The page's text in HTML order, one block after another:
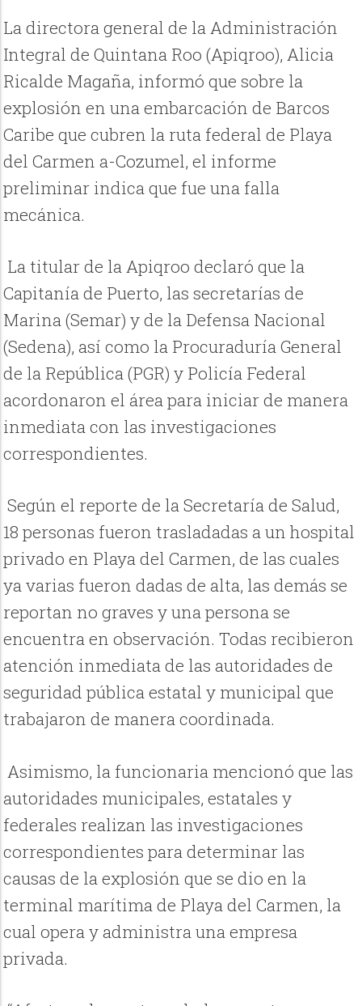
La directora general de la Administración
Integral de Quintana Roo (Apiqroo), Alicia
Ricalde Magaña, informó que sobre la
explosión en una embarcación de Barcos
Caribe que cubren la ruta federal de Playa
del Carmen a-Cozumel, el informe
preliminar indica que fue una falla
mecánica.
La titular de la Apiqroo declaró que la
Capitanía de Puerto, las secretarías de
Marina (Semar) y de la Defensa Nacional
(Sedena), así como la Procuraduría General
de la República (PGR) y Policía Federal
acordonaron el área para iniciar de manera
inmediata con las investigaciones
correspondientes.
Según el reporte de la Secretaría de Salud,
18 personas fueron trasladadas a un hospital
privado en Playa del Carmen, de las cuales
ya varias fueron dadas de alta, las demás se
reportan no graves y una persona se
encuentra en observación. Todas recibieron
atención inmediata de las autoridades de
seguridad pública estatal y municipal que
trabajaron de manera coordinada.
Asimismo, la funcionaria mencionó que las
autoridades municipales, estatales y
federales realizan las investigaciones
correspondientes para determinar las
causas de la explosión que se dio en la
terminal marítima de Playa del Carmen, la
cual opera y administra una empresa
privada.